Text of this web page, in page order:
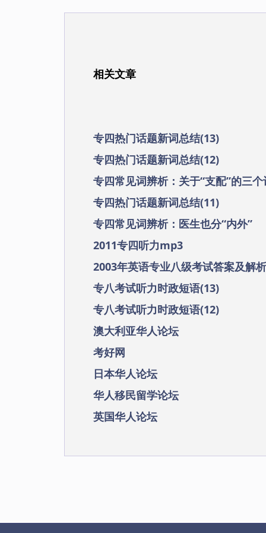
相关文章
专四热门话题新词总结(13)
专四热门话题新词总结(12)
专四常见词辨析：关于“支配”的三个
专四热门话题新词总结(11)
专四常见词辨析：医生也分“内外”
2011专四听力mp3
2003年英语专业八级考试答案及解析
专八考试听力时政短语(13)
专八考试听力时政短语(12)
澳大利亚华人论坛
考好网
日本华人论坛
华人移民留学论坛
英国华人论坛